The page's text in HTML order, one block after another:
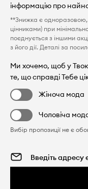
інформацію про
**Знижка є одноразовою,
цінниками) при
поєднується з іншими
з його дії. Деталі за
Ми хочемо, щоб у
те, що справді Тебе
Жіноча мода
Чоловіча
Вибір пропозиції не є